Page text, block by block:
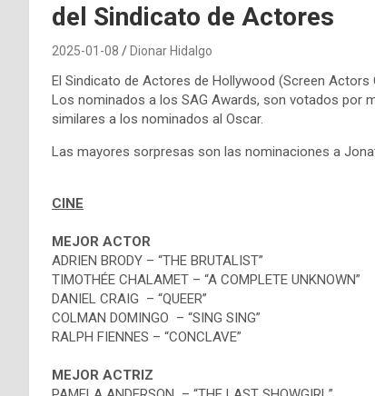
del Sindicato de Actores
2025-01-08 Dionar Hidalgo
El Sindicato de Actores de Hollywood (Screen
Los nominados a los SAG Awards, son votados por
similares a los nominados al Oscar.
Las mayores sorpresas son las nominaciones a
CINE
MEJOR ACTOR
ADRIEN BRODY – “THE BRUTALIST”
TIMOTHÉE CHALAMET – “A COMPLETE UNKNOWN”
DANIEL CRAIG – “QUEER”
COLMAN DOMINGO – “SING SING”
RALPH FIENNES – “CONCLAVE”
MEJOR ACTRIZ